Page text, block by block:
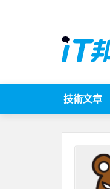
技術文章